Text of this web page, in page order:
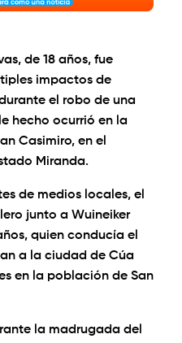
de 18 años, fue
impactos de
el robo de una
hecho ocurrió en la
Casimiro, en el
Miranda.
de medios locales, el
junto a Wuineiker
quien conducía el
a la ciudad de Cúa
en la población de San
la madrugada del